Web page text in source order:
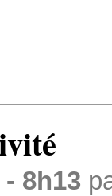
- 8h13